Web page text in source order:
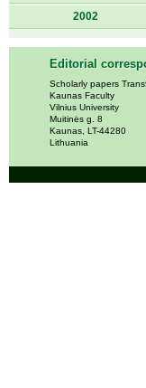
2002
Editorial
Scholarly papers
Kaunas Faculty
Vilnius University
Muitinės g. 8
Kaunas, LT-44280
Lithuania